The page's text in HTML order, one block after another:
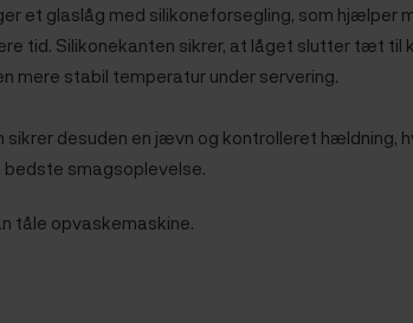
et glaslåg med silikoneforsegling, som hjælper
tid. Silikonekanten sikrer, at låget slutter tæt til
mere stabil temperatur under servering.
desuden en jævn og kontrolleret hældning,
bedste smagsoplevelse.
tåle opvaskemaskine.